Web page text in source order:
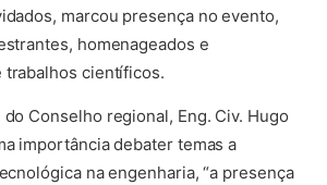
marcou presença no evento,
homenageados e
trabalhos científicos.
Conselho regional, Eng. Civ. Hugo
importância debater temas a
na engenharia, “a presença